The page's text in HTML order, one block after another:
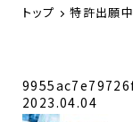
トップ 特許出願中
2023.04.04